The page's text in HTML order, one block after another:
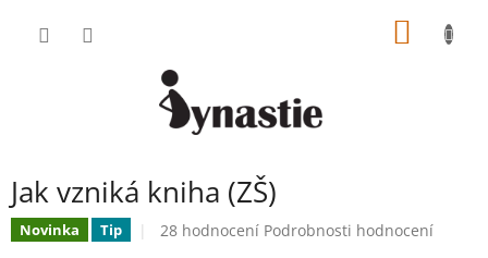
Jak vzniká kniha (ZŠ)
Novinka Tip
Průměrné
28 hodnocení Podrobnosti hodnocení